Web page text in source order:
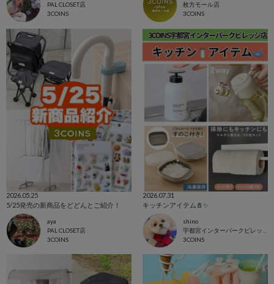
PAL CLOSET店
3COINS
枚方モール店
3COINS
2026.05.25
5/25発売の新商品をどどんとご紹介！
aya
PAL CLOSET店
3COINS
2026.07.31
キッチンアイテム🧂✨
shino
3COINS